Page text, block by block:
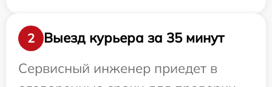
2
Выезд курьера за 35 минут
Сервисный инженер приедет в